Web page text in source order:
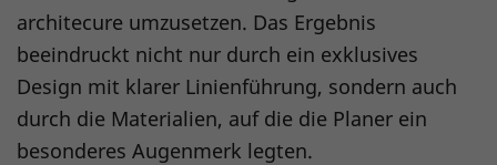
architecure umzusetzen. Das Ergebnis
beeindruckt nicht nur durch ein exklusives
Design mit klarer Linienführung, sondern auch
durch die Materialien, auf die die Planer ein
besonderes Augenmerk legten.